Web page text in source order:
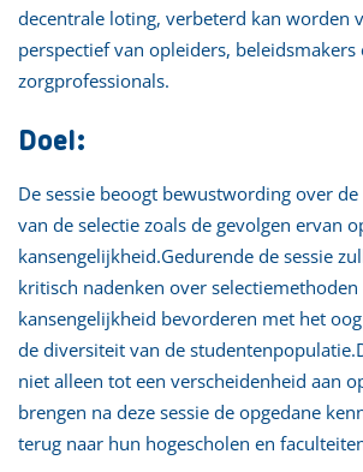
decentrale loting, verbeterd kan worden
perspectief van opleiders,
zorgprofessionals.
Doel:
De sessie beoogt bewustwording over
van de selectie zoals de gevolgen ervan
kansengelijkheid.Gedurende de sessie
kritisch nadenken over selectiemethoden
kansengelijkheid bevorderen met het
de diversiteit van de
niet alleen tot een verscheidenheid aan
brengen na deze sessie de opgedane
terug naar hun hogescholen en